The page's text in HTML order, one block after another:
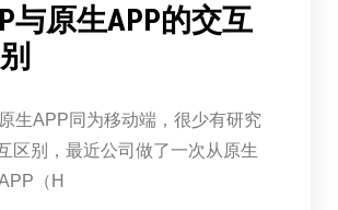
与原生APP的交互
生APP同为移动端，很少有研究
区别，最近公司做了一次从原生
（H